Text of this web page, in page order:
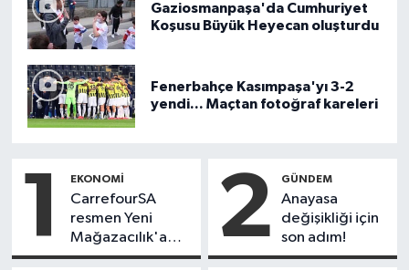
Gaziosmanpaşa'da Cumhuriyet
Koşusu Büyük Heyecan oluşturdu
Fenerbahçe Kasımpaşa'yı 3-2
yendi... Maçtan fotoğraf kareleri
1 EKONOMİ
CarrefourSA
resmen Yeni
Mağazacılık'a
satıldı
2 GÜNDEM
Anayasa
değişikliği için
son adım!